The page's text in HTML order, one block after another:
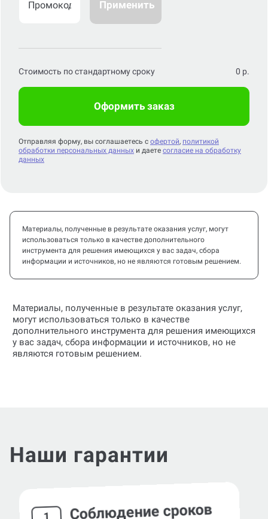
Применить
Стоимость по стандартному сроку 0 р.
Оформить заказ
Отправляя форму, вы соглашаетесь с офертой, политикой
обработки персональных данных и даете согласие на обработку
данных
Материалы, полученные в результате оказания услуг, могут
использоваться только в качестве дополнительного
инструмента для решения имеющихся у вас задач, сбора
информации и источников, но не являются готовым решением.
Материалы, полученные в результате оказания услуг,
могут использоваться только в качестве
дополнительного инструмента для решения имеющихся
у вас задач, сбора информации и источников, но не
являются готовым решением.
Наши гарантии
Соблюдение сроков